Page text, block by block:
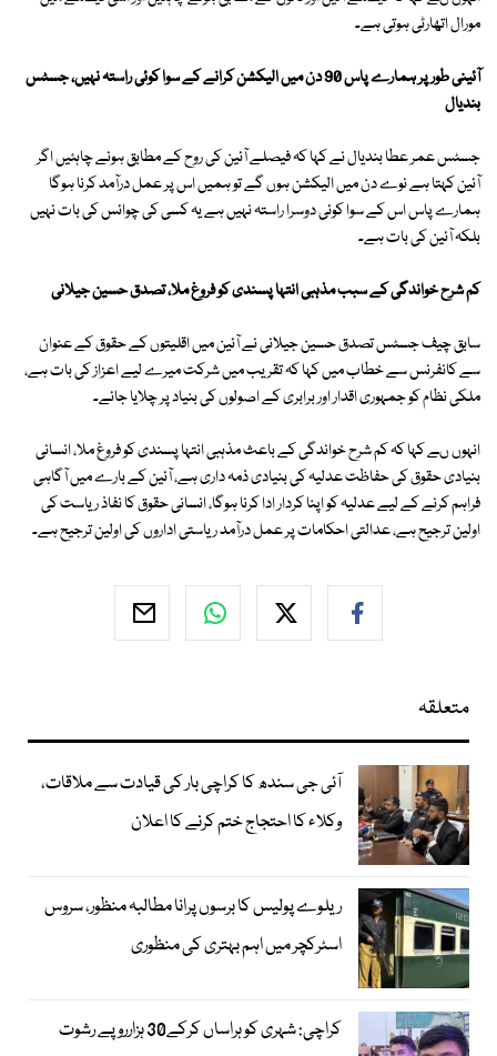
مورال اتھارٹی ہوتی ہے۔
آئینی طور پر ہمارے پاس 90 دن میں الیکشن کرانے کے سوا کوئی راستہ نہیں، جسٹس
بندیال
جسٹس عمر عطا بندیال نے کہا کہ فیصلے آئین کی روح کے مطابق ہونے چاہئیں اگر
آئین کہتا ہے نوے دن میں الیکشن ہوں گے تو ہمیں اس پر عمل درآمد کرنا ہوگا
ہمارے پاس اس کے سوا کوئی دوسرا راستہ نہیں ہے یہ کسی کی چوائس کی بات نہیں
بلکہ آئین کی بات ہے۔
کم شرح خواندگی کے سبب مذہبی انتہا پسندی کو فروغ ملا، تصدق حسین جیلانی
سابق چیف جسٹس تصدق حسین جیلانی نے آئین میں اقلیتوں کے حقوق کے عنوان
سے کانفرنس سے خطاب میں کہا کہ تقریب میں شرکت میرے لیے اعزاز کی بات ہے،
ملکی نظام کو جمہوری اقدار اور برابری کے اصولوں کی بنیاد پر چلایا جائے۔
انہوں ںے کہا کہ کم شرح خواندگی کے باعث مذہبی انتہا پسندی کو فروغ ملا، انسانی
بنیادی حقوق کی حفاظت عدلیہ کی بنیادی ذمہ داری ہے، آئین کے بارے میں آگاہی
فراہم کرنے کے لیے عدلیہ کو اپنا کردار ادا کرنا ہوگا، انسانی حقوق کا نفاذ ریاست کی
اولین ترجیح ہے، عدالتی احکامات پر عمل درآمد ریاستی اداروں کی اولین ترجیح ہے۔
متعلقہ
آئی جی سندھ کا کراچی بار کی قیادت سے ملاقات،
وکلاء کا احتجاج ختم کرنے کا اعلان
ریلوے پولیس کا برسوں پرانا مطالبہ منظور، سروس
اسٹرکچر میں اہم بہتری کی منظوری
کراچی: شہری کو ہراساں کرکے30 ہزارروپے رشوت